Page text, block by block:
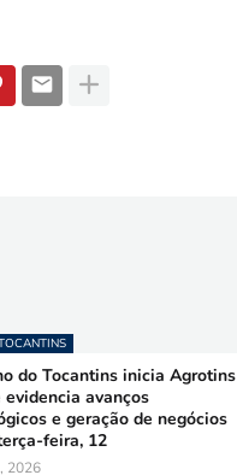
do Tocantins inicia Agrotins
evidencia avanços
e geração de negócios
feira, 12
2026